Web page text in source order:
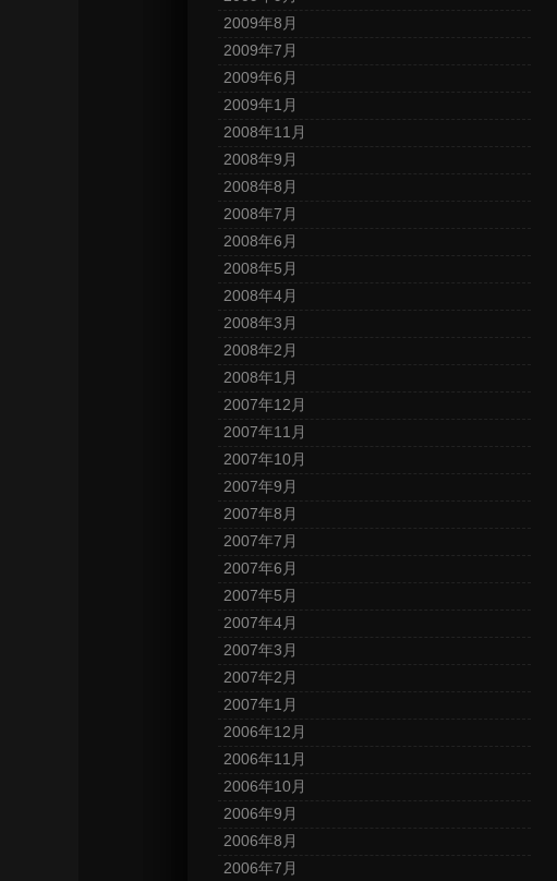
2009年8月
2009年7月
2009年6月
2009年1月
2008年11月
2008年9月
2008年8月
2008年7月
2008年6月
2008年5月
2008年4月
2008年3月
2008年2月
2008年1月
2007年12月
2007年11月
2007年10月
2007年9月
2007年8月
2007年7月
2007年6月
2007年5月
2007年4月
2007年3月
2007年2月
2007年1月
2006年12月
2006年11月
2006年10月
2006年9月
2006年8月
2006年7月